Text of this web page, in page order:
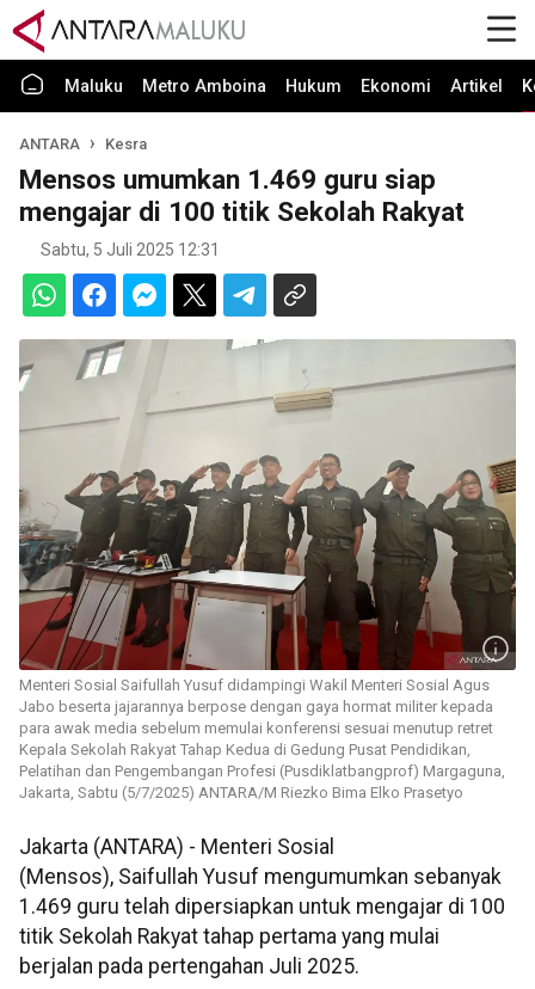
Maluku Metro Amboina Hukum Ekonomi Artikel
ANTARA Kesra
Mensos umumkan 1.469 guru siap
mengajar di 100 titik Sekolah Rakyat
Sabtu, 5 Juli 2025 12:31
Menteri Sosial Saifullah Yusuf didampingi Wakil Menteri Sosial Agus
Jabo beserta jajarannya berpose dengan gaya hormat militer kepada
para awak media sebelum memulai konferensi sesuai menutup retret
Kepala Sekolah Rakyat Tahap Kedua di Gedung Pusat Pendidikan,
Pelatihan dan Pengembangan Profesi (Pusdiklatbangprof) Margaguna,
Jakarta, Sabtu (5/7/2025) ANTARA/M Riezko Bima Elko Prasetyo
Jakarta (ANTARA) - Menteri Sosial
(Mensos), Saifullah Yusuf mengumumkan sebanyak
1.469 guru telah dipersiapkan untuk mengajar di 100
titik Sekolah Rakyat tahap pertama yang mulai
berjalan pada pertengahan Juli 2025.